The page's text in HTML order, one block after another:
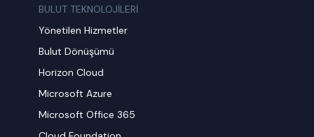
BULUT TEKNOLOJİLERİ
Yönetilen Hizmetler
Bulut Dönüşümü
Horizon Cloud
Microsoft Azure
Microsoft Office 365